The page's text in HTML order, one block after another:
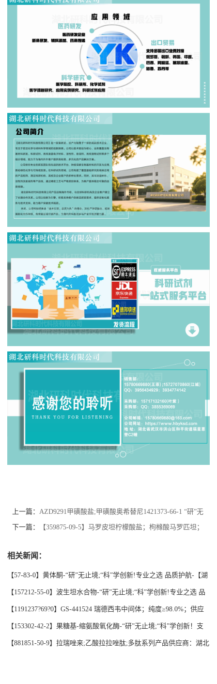
上一篇： AZD9291甲磺酸盐;甲磺酸奥希替尼1421373-66-1 “研”无
止境；“科”学创新！-精品科研试剂；专业之选 品质护航-湖北研
下一篇： 【359875-09-5】马罗皮坦柠檬酸盐；枸橼酸马罗匹坦；
咨询联系-湖北研科时代科技-品质优选
相关新闻：
【57-83-0】黄体酮-“研”无止境;“科”学创新!专业之选 品质护航-【湖
北研科时代】支持三方验证；支持定制；检测图谱；MSDS等技术支
持！
【157212-55-0】波生坦水合物-“研”无止境;“科”学创新!专业之选 品
质护航-【湖北研科时代】支持三方验证；支持定制；检测图谱；
MSDS等技术支持！
【1191237?69?0】GS-441524 瑞德西韦中间体；纯度≥98.0%；供应
商品牌:【湖北研科时代科技】-“研”无止境;“科”学创新！支持三方验
证；支持定制；检测图谱；MSDS等技术支持！-业务咨询联系-王菲
【153302-42-2】果糖基-缩氨酸氧化酶-“研”无止境;“科”学创新！支
持三方验证；支持定制；MSDS等技术支持！
【881851-50-9】拉瑞唑来;乙酸拉拉唑肽;多肽系列产品供应商：湖北